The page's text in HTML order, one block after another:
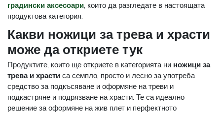
градински аксесоари, които да разгледате в настоящата
продуктова категория.
Какви ножици за трева и храсти
може да откриете тук
Продуктите, които ще откриете в категорията ни ножици за
трева и храсти са семпло, просто и лесно за употреба
средство за подкъсяване и оформяне на треви и
подкастряне и подрязване на храсти. Те са идеално
решение за оформяне на жив плет и перфектното